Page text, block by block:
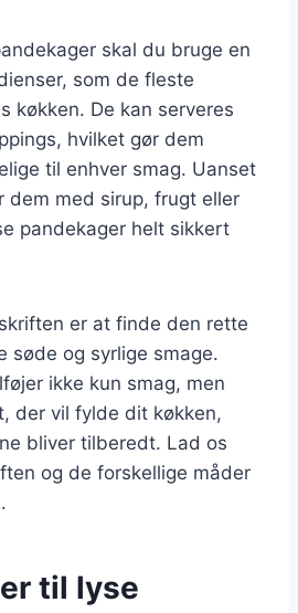
skal du bruge en
som de fleste
køkken. De kan serveres
hvilket gør dem
til enhver smag. Uanset
med sirup, frugt eller
pandekager helt sikkert
er at finde den rette
søde og syrlige smage.
ikke kun smag, men
der vil fylde dit køkken,
bliver tilberedt. Lad os
og de forskellige måder
til lyse